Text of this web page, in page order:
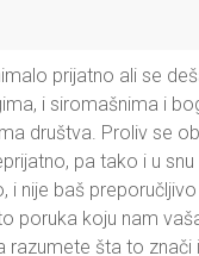
prijatno ali se
i siromašnima i
društva. Proliv se
pa tako i u
i nije baš
poruka koju nam
razumete šta to znači